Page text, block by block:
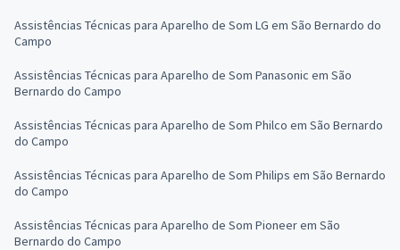
Assistências Técnicas para Aparelho de Som LG em São Bernardo do
Campo
Assistências Técnicas para Aparelho de Som Panasonic em São
Bernardo do Campo
Assistências Técnicas para Aparelho de Som Philco em São Bernardo
do Campo
Assistências Técnicas para Aparelho de Som Philips em São Bernardo
do Campo
Assistências Técnicas para Aparelho de Som Pioneer em São
Bernardo do Campo